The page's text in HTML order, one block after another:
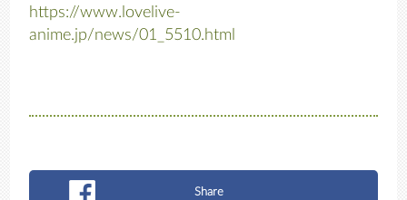
https://www.lovelive-
anime.jp/news/01_5510.html
Share